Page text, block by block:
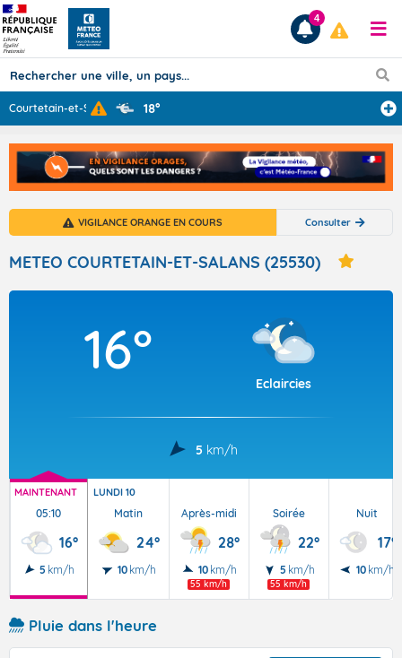
Prévisions
TOUS LES RÉSULTATS
Articles
4
Courtetain-et-S ... 18°
VIGILANCE ORANGE EN COURS Consulter
METEO COURTETAIN-ET-SALANS (25530)
16°
Eclaircies
5 km/h
MAINTENANT
05:10
16°
5 km/h
LUNDI 10
Matin
24°
10 km/h
Après-midi
28°
10 km/h
55 km/h
Soirée
22°
5 km/h
55 km/h
Nuit
17°
10 km/h
Pluie dans l'heure